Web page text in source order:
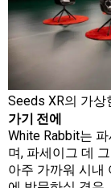
Seeds XR의 가상
가기 전에
White Rabbit는
며, 파세이그 데
아주 가까워 시내